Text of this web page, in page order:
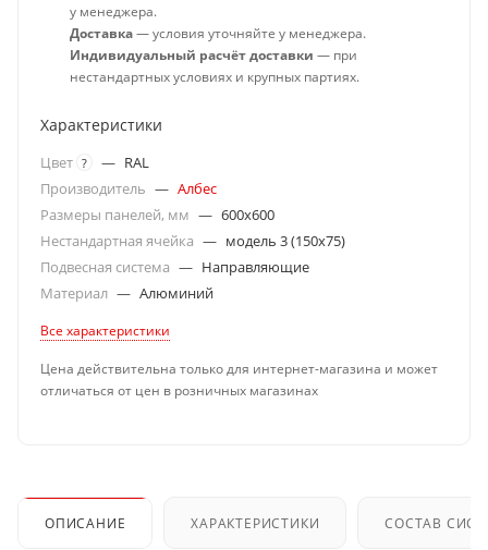
у менеджера.
Доставка— условия уточняйте у менеджера.
Индивидуальный расчёт доставки — при
нестандартных условиях и крупных партиях.
Характеристики
Цвет ? — RAL
Производитель — Албес
Размеры панелей, мм — 600x600
Нестандартная ячейка — модель 3 (150х75)
Подвесная система — Направляющие
Материал — Алюминий
Все характеристики
Цена действительна только для интернет-магазина и может
отличаться от цен в розничных магазинах
ОПИСАНИЕ ХАРАКТЕРИСТИКИ СОСТАВ